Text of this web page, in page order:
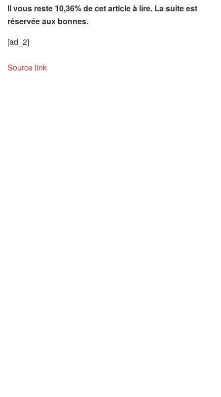
Il vous reste 10,36% de cet article à lire. La suite est
réservée aux bonnes.
[ad_2]
Source link